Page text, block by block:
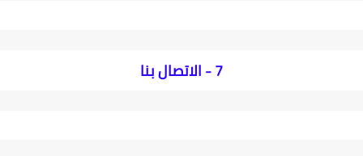
7 - الاتصال بنا